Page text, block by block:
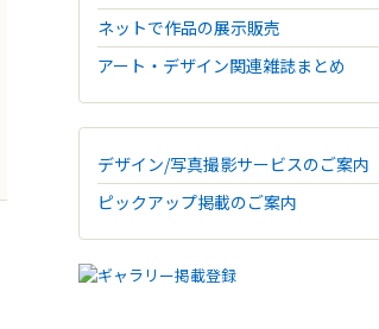
ネットで作品の展示販売
アート・デザイン関連雑誌まとめ
デザイン/写真撮影サービスのご案内
ピックアップ掲載のご案内